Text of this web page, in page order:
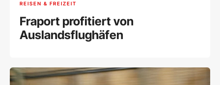
REISEN & FREIZEIT
Fraport profitiert von
Auslandsflughäfen